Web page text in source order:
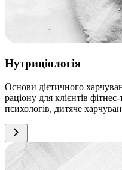
Нутриціологія
Основи дієтичного
раціону для клієнтів
психологів, дитяче